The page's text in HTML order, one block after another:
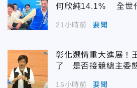
何欣純14.1% 全世
21小時前 要聞
彰化選情重大進展！
了 是否接競總主委
15小時前 要聞